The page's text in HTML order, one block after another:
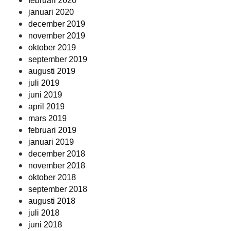
januari 2020
december 2019
november 2019
oktober 2019
september 2019
augusti 2019
juli 2019
juni 2019
april 2019
mars 2019
februari 2019
januari 2019
december 2018
november 2018
oktober 2018
september 2018
augusti 2018
juli 2018
juni 2018